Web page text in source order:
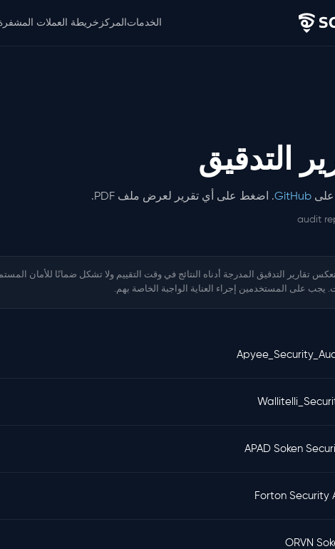
الخدمات المركز خريطة العملات
التدقيق
GitHub. اضغط على أي تقرير لعرض ملف PDF.
تعكس تقارير التدقيق المدرجة أدناه النتائج في وقت التقييم ولا تشكل ضمانًا للأمان
يجب على المستخدمين إجراء العناية الواجبة الخاصة بهم.
APAD Soken
Forton Security
ORVN